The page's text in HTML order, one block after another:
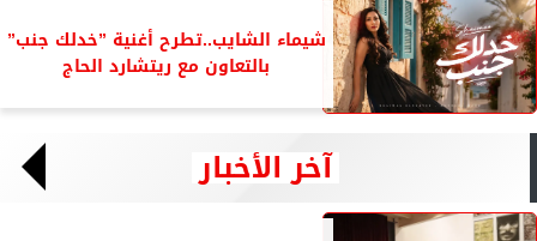
شيماء الشايب..تطرح أغنية ”خدلك جنب”
بالتعاون مع ريتشارد الحاج
آخر الأخبار